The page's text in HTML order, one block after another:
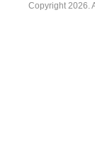
Copyright 2026.